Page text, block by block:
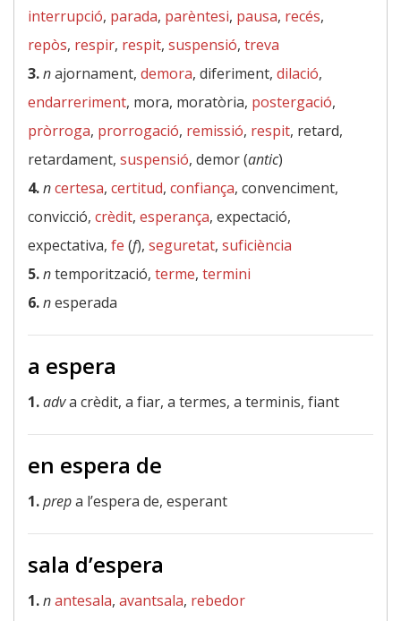
interrupció, parada, parèntesi, pausa, recés,
repòs, respir, respit, suspensió, treva
3.najornament, demora, diferiment, dilació,
endarreriment, mora, moratòria, postergació,
pròrroga, prorrogació, remissió, respit, retard,
retardament, suspensió, demor (antic)
4.ncertesa, certitud, confiança, convenciment,
convicció, crèdit, esperança, expectació,
expectativa, fe (f), seguretat, suficiència
5.ntemporització, terme, termini
6.nesperada
a espera
1.adva crèdit, a fiar, a termes, a terminis, fiant
en espera de
1.prepa l’espera de, esperant
sala d’espera
1.nantesala, avantsala, rebedor